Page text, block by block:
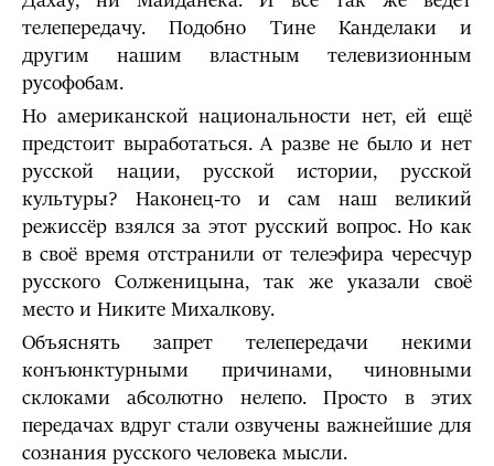
телепередачу. Подобно Тине Канделаки и
другим нашим властным телевизионным
русофобам.
Но американской национальности нет, ей ещё
предстоит выработаться. А разве не было и нет
русской нации, русской истории, русской
культуры? Наконец-то и сам наш великий
режиссёр взялся за этот русский вопрос. Но как
в своё время отстранили от телеэфира чересчур
русского Солженицына, так же указали своё
место и Никите Михалкову.
Объяснять запрет телепередачи некими
конъюнктурными причинами, чиновными
склоками абсолютно нелепо. Просто в этих
передачах вдруг стали озвучены важнейшие для
сознания русского человека мысли.